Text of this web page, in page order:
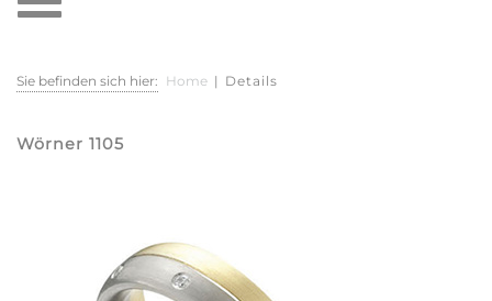
Sie befinden sich hier: Home | Details
Wörner 1105